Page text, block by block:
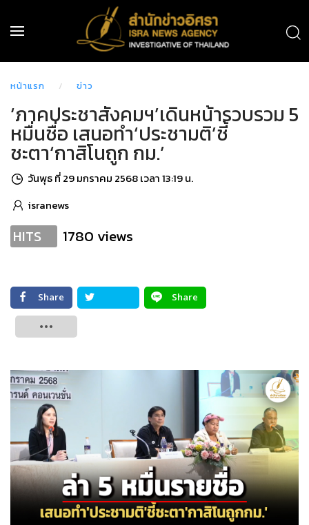
หน้าแรก ข่าว
‘ภาคประชาสังคมฯ’เดินหน้ารวบรวม 5
หมื่นชื่อ เสนอทำ‘ประชามติ’ชี้
ชะตา‘กาสิโนถูก กม.’
วันพุธ ที่ 29 มกราคม 2568 เวลา 13:19 น.
isranews
HITS 1780 views
Share
Share